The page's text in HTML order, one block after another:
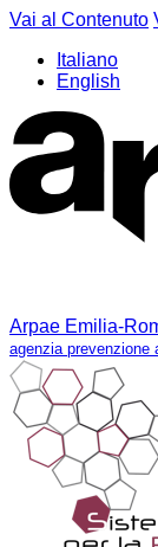
Vai al Contenuto
Italiano
English
Arpae Emilia-
agenzia prevenzione